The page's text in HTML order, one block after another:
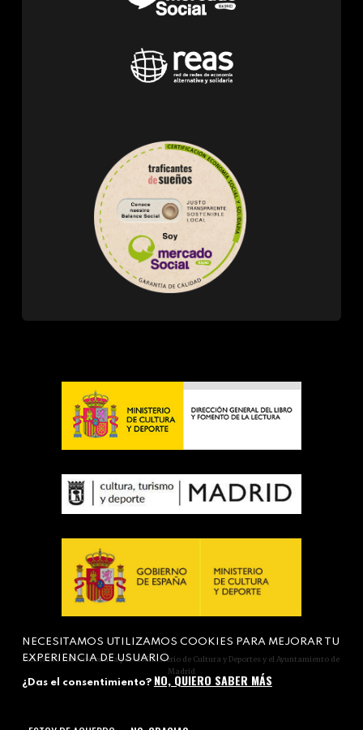
Actividad subvencionada por el Ministerio de Cultura y Deportes y el Ayuntamiento de
Madrid
NECESITAMOS UTILIZAMOS COOKIES PARA MEJORAR TU
EXPERIENCIA DE USUARIO
¿Das el consentimiento? NO, QUIERO SABER MÁS